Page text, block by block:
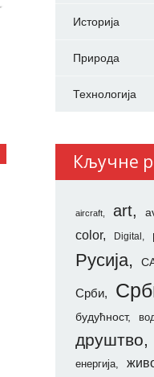
Историја
Природа
Технологија
Кључне
aircraft art
color Digital
Русија
Срби
будућност
друштво
енергија